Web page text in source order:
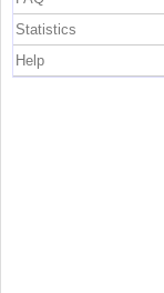
Statistics
Help